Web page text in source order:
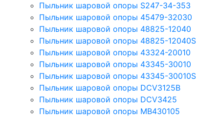
Пыльник шаровой опоры S247-34-353
Пыльник шаровой опоры 45479-32030
Пыльник шаровой опоры 48825-12040
Пыльник шаровой опоры 48825-12040S
Пыльник шаровой опоры 43324-20010
Пыльник шаровой опоры 43345-30010
Пыльник шаровой опоры 43345-30010S
Пыльник шаровой опоры DCV3125B
Пыльник шаровой опоры DCV3425
Пыльник шаровой опоры MB430105